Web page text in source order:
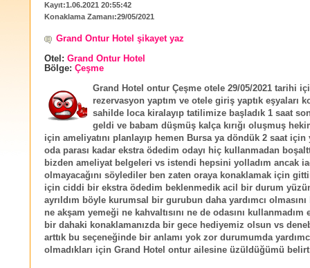
Kayıt:1.06.2021 20:55:42
Konaklama Zamanı:29/05/2021
Grand Ontur Hotel şikayet yaz
Otel: Grand Ontur Hotel
Bölge: Çeşme
Grand Hotel ontur Çeşme otele 29/05/2021 tarihi
rezervasyon yaptım ve otele giriş yaptık eşyaları
sahilde loca kiralayıp tatilimize başladık 1 saat
geldi ve babam düşmüş kalça kırığı oluşmuş
için ameliyatını planlayıp hemen Bursa ya döndük 2 saat için
oda parası kadar ekstra ödedim odayı hiç kullanmadan
bizden ameliyat belgeleri vs istendi hepsini yolladım ancak
olmayacağını söylediler ben zaten oraya konaklamak için
için ciddi bir ekstra ödedim beklenmedik acil bir durum
ayrıldım böyle kurumsal bir gurubun daha yardımcı
ne akşam yemeği ne kahvaltısını ne de odasını kullanmadım
bir dahaki konaklamanızda bir gece hediyemiz olsun vs
arttık bu seçeneğinde bir anlamı yok zor durumumda
olmadıkları için Grand Hotel ontur ailesine üzüldüğümü